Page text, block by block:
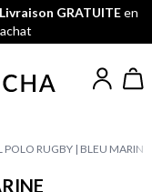
Livraison GRATUITEen
POLO RUGBY | BLEU MARINE